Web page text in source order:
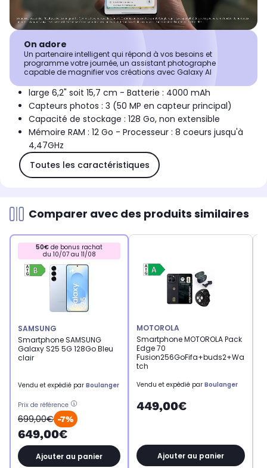
On adore
Un partenaire intelligent qui répond à vos besoins et
programme votre journée, un assistant photographe
capable de magnifier vos créations avec Galaxy AI
large 6,2" soit 15,7 cm - Batterie : 4000 mAh
Capteurs photos : 3 (50 MP en capteur principal)
Capacité de stockage : 128 Go, non extensible
Mémoire RAM : 12 Go - Processeur : 8 coeurs jusqu'à
4,47GHz
Toutes les caractéristiques
Comparer avec des produits similaires
50€ de bonus rachat
du 10/07 au 11/08
SAMSUNG
Smartphone SAMSUNG
Galaxy S25 5G 128Go Bleu
clair
Vendu et expédié par Boulanger
Prix de référence
699,00€ -7%
649,00€
Ajouter au panier
MOTOROLA
Smartphone MOTOROLA Pack
Edge 70
Fusion256GoFifa+buds2+Wa
tch
Vendu et expédié par Boulanger
449,00€
Ajouter au panier